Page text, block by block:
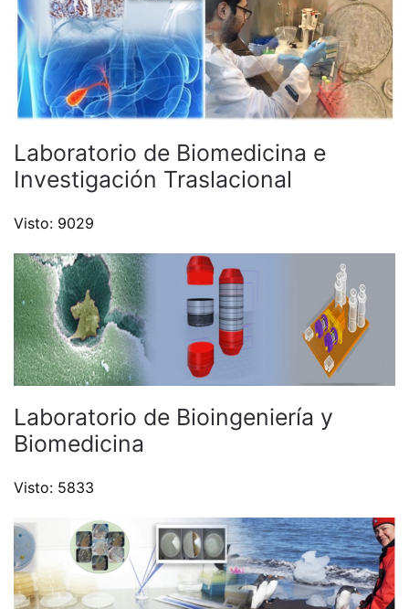
Laboratorio de Biomedicina e
Investigación Traslacional
Visto: 9029
Laboratorio de Bioingeniería y
Biomedicina
Visto: 5833